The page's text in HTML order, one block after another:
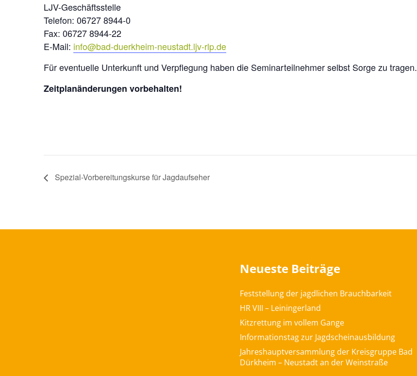
LJV-Geschäftsstelle
Telefon: 06727 8944-0
Fax: 06727 8944-22
E-Mail: info@bad-duerkheim-neustadt.ljv-rlp.de
Für eventuelle Unterkunft und Verpflegung haben die Seminarteilnehmer selbst Sorge zu tragen.
Zeitplanänderungen vorbehalten!
Spezial-Vorbereitungskurse für Jagdaufseher
Neueste Beiträge
Feststellung der jagdlichen Brauchbarkeit
HR VIII – Leiningerland
Kitzrettung im vollem Gange
Informationstag zur Jagdscheinausbildung
Jahreshauptversammlung der Kreisgruppe Bad
Dürkheim – Neustadt an der Weinstraße